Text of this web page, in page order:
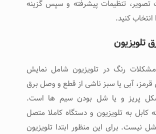
تصویر، تنظیمات پیشرفته و سپس گزینه
کنید.
رنگ در تلویزیون شامل نمایش
آبی یا سبز ناشی از قطع و وصل برق
پریز و یا شل بودن سیم ها است.
کابل به تلویزیون و دستگاه کاملا متصل
برای این منظور ابتدا تلویزیون